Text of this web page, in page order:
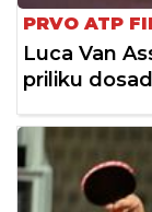
PRVO ATP
Luca Van
priliku